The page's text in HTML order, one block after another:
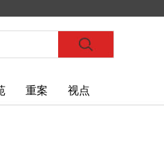
重案 视点